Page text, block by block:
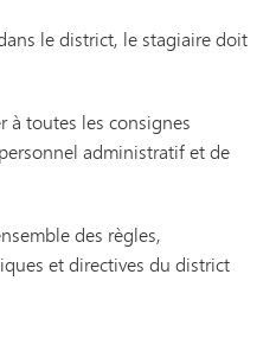
le district, le stagiaire doit
à toutes les consignes
administratif et de
des règles,
et directives du district